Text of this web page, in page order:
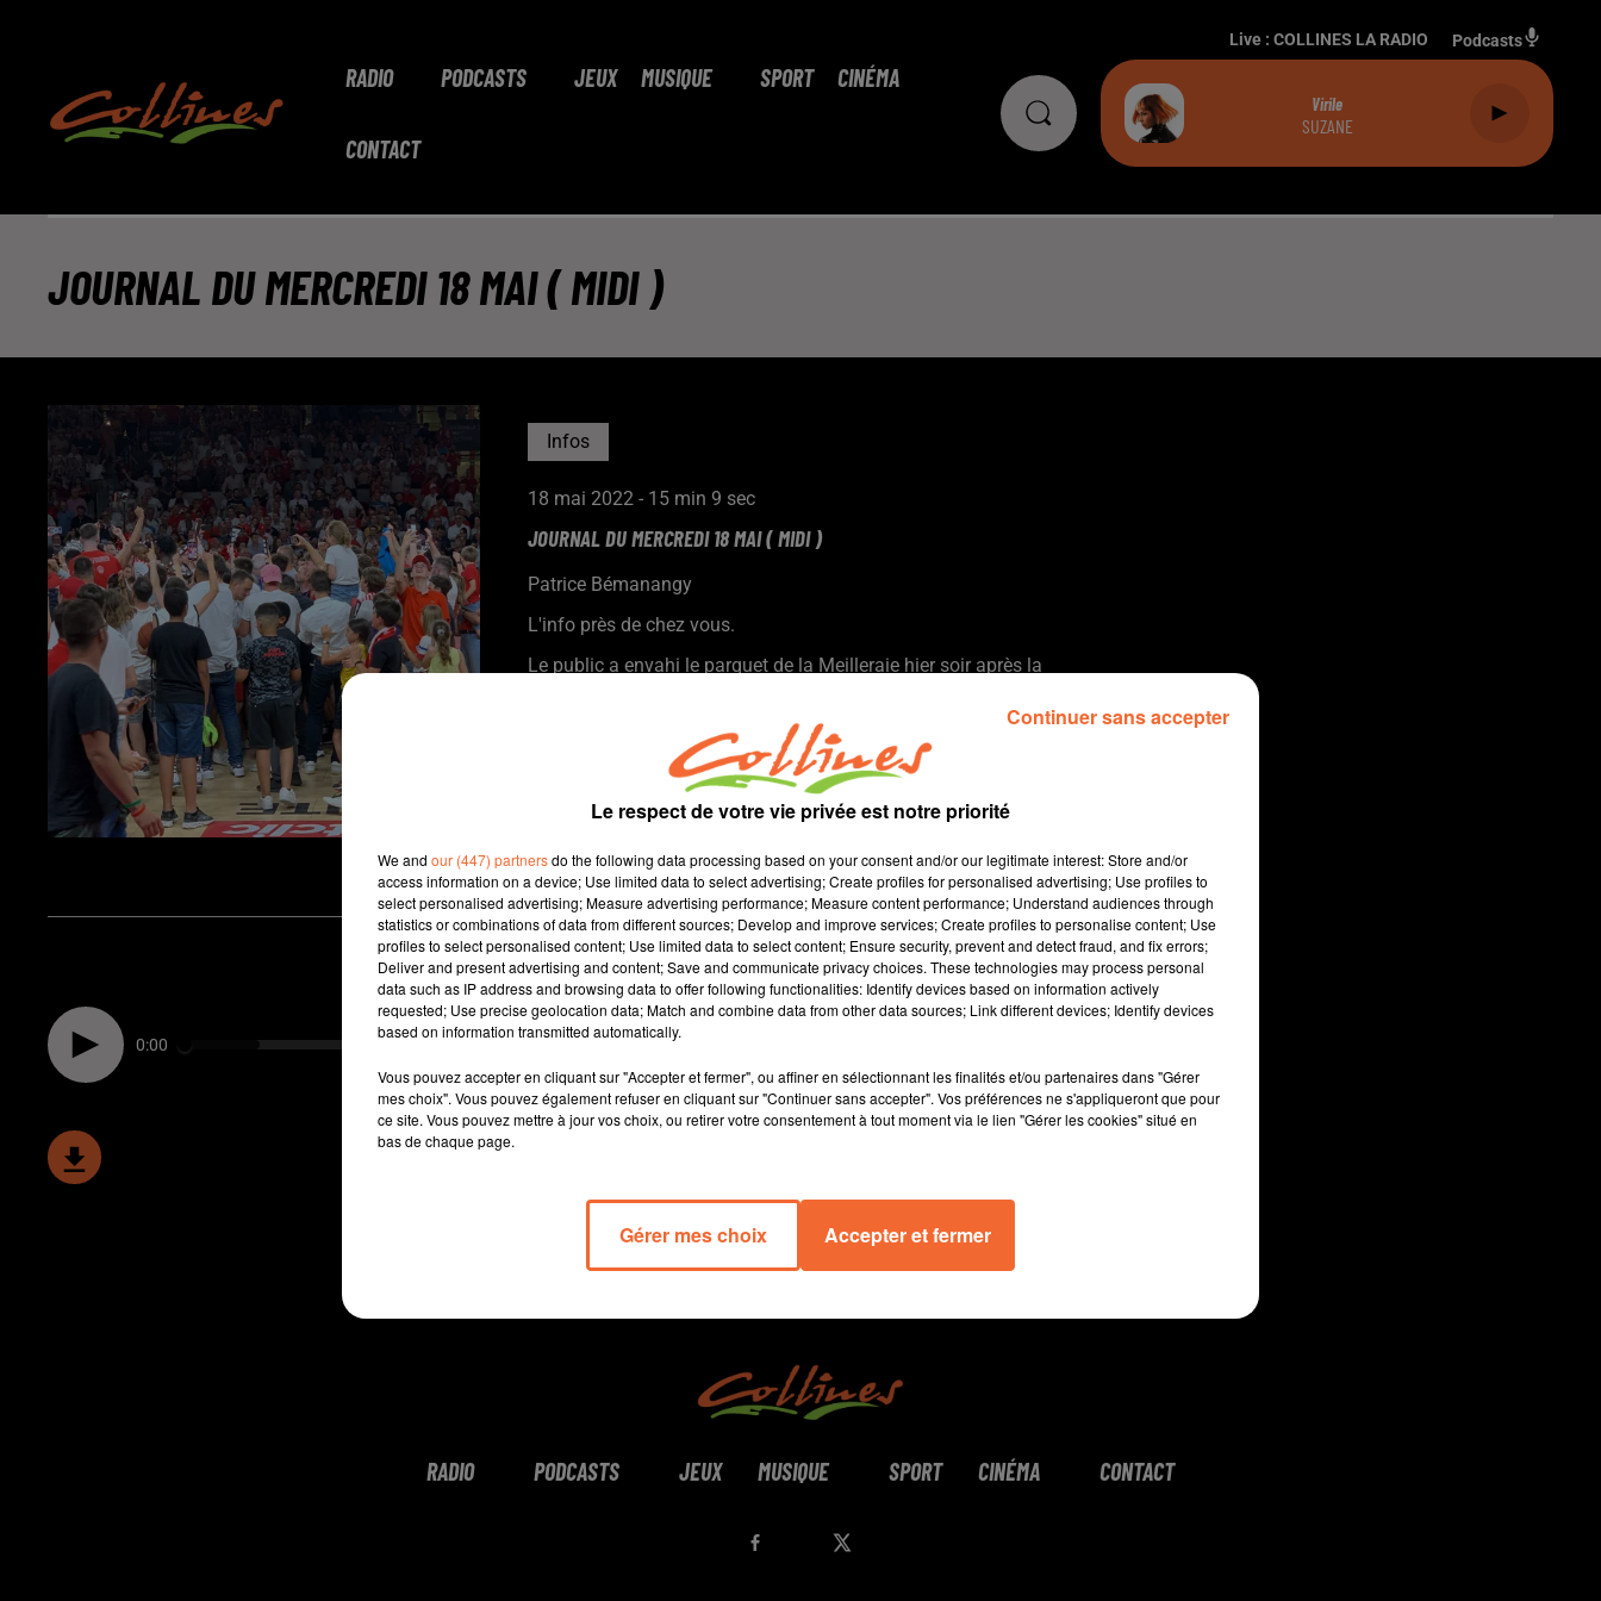
RADIO PODCASTS JEUX MUSIQUE SPORT CINÉMA
CONTACT
Live : COLLINES LA RADIO Podcasts
Virile
SUZANE
JOURNAL DU MERCREDI 18 MAI ( MIDI )
Infos
18 mai 2022 - 15 min 9 sec
JOURNAL DU MERCREDI 18 MAI ( MIDI )
Patrice Bémanangy
L'info près de chez vous.
Le public a envahi le parquet de la Meilleraie hier soir après la
Les difficultés s'accumulent comme un peu partout en France
au Centre Hospitalier Nord Deux-Sèvres.
Le manque de civisme sur l'apport volontaire des déchets a de
nouveau été décrié lors du récent Conseil Municipal de
Un job dating " recrutement pas alternance " cet AP à la Cité de
la Jeunesse et des Métiers de Bressuire.
La Maison de l’Emploi et de la Formation du Thouarsais
renouvelle son forum des métiers du bâtiment vendredi après
midi.
0:00
RADIO PODCASTS JEUX MUSIQUE SPORT CINÉMA CONTACT
Le respect de votre vie privée est notre priorité
We and our (447) partnersdo the following data processing based on your consent and/or our legitimate interest: Store and/or
access information on a device; Use limited data to select advertising; Create profiles for personalised advertising; Use profiles to
select personalised advertising; Measure advertising performance; Measure content performance; Understand audiences through
statistics or combinations of data from different sources; Develop and improve services; Create profiles to personalise content; Use
profiles to select personalised content; Use limited data to select content; Ensure security, prevent and detect fraud, and fix errors;
Deliver and present advertising and content; Save and communicate privacy choices. These technologies may process personal
data such as IP address and browsing data to offer following functionalities: Identify devices based on information actively
requested; Use precise geolocation data; Match and combine data from other data sources; Link different devices; Identify devices
based on information transmitted automatically.
Vous pouvez accepter en cliquant sur "Accepter et fermer", ou affiner en sélectionnant les finalités et/ou partenaires dans "Gérer
mes choix". Vous pouvez également refuser en cliquant sur "Continuer sans accepter". Vos préférences ne s'appliqueront que pour
ce site. Vous pouvez mettre à jour vos choix, ou retirer votre consentement à tout moment via le lien "Gérer les cookies" situé en
bas de chaque page.
Gérer mes choix Accepter et fermer
Continuer sans accepter